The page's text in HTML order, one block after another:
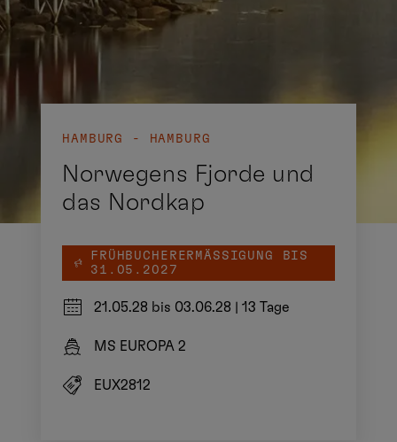
HAMBURG - HAMBURG
Norwegens Fjorde und
das Nordkap
FRÜHBUCHERERMÄSSIGUNG BIS 3
1.05.2027
21.05.28 bis 03.06.28 13 Tage
MS EUROPA 2
EUX2812